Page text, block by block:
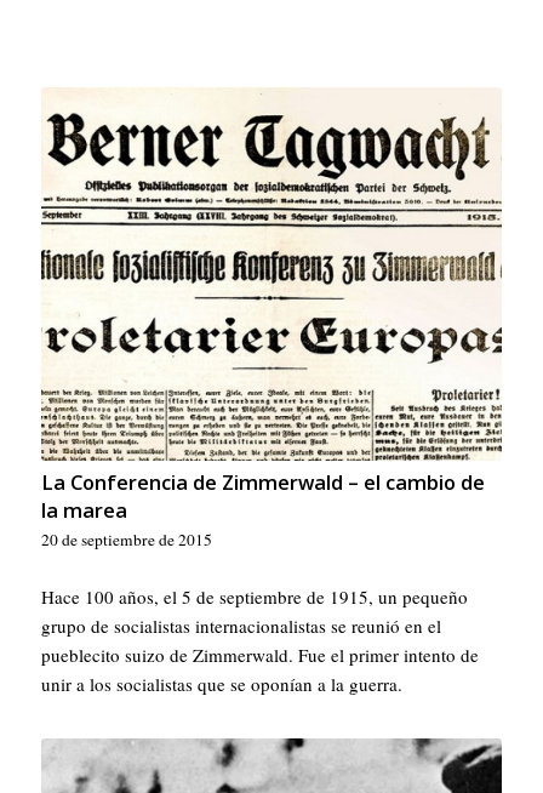
La Conferencia de Zimmerwald – el cambio de
la marea
20 de septiembre de 2015
Hace 100 años, el 5 de septiembre de 1915, un pequeño
grupo de socialistas internacionalistas se reunió en el
pueblecito suizo de Zimmerwald. Fue el primer intento de
unir a los socialistas que se oponían a la guerra.